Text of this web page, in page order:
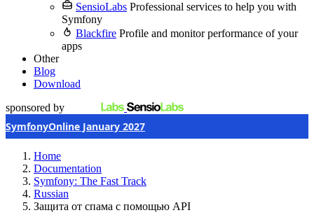
SensioLabs Professional services to help you with
Symfony
Blackfire Profile and monitor performance of your
apps
Other
Blog
Download
sponsored by
SymfonyOnline January 2027
Home
Documentation
Symfony: The Fast Track
Russian
Защита от спама с помощью API